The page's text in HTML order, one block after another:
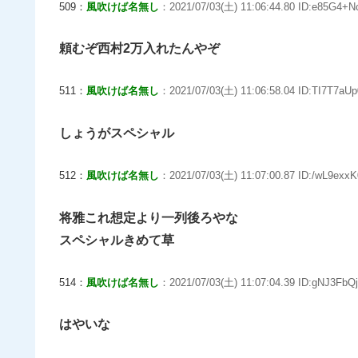
509： 風吹けば名無し ：2021/07/03(土) 11:06:44.80
頼むぞ西村2万入れたんやぞ
511： 風吹けば名無し ：2021/07/03(土) 11:06:58.04
しょうがスペシャル
512： 風吹けば名無し ：2021/07/03(土) 11:07:00.87 ID:/
将雅これ想定より一列後ろやな
スペシャルきめて草
514： 風吹けば名無し ：2021/07/03(土) 11:07:04.39
はやいな